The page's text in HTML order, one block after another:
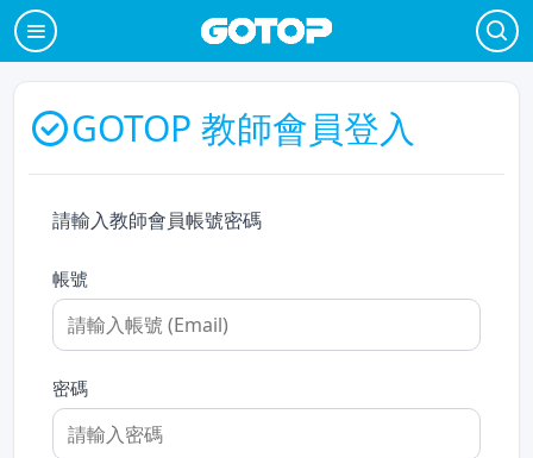
GOTOP 教師會員登入
請輸入教師會員帳號密碼
帳號
密碼